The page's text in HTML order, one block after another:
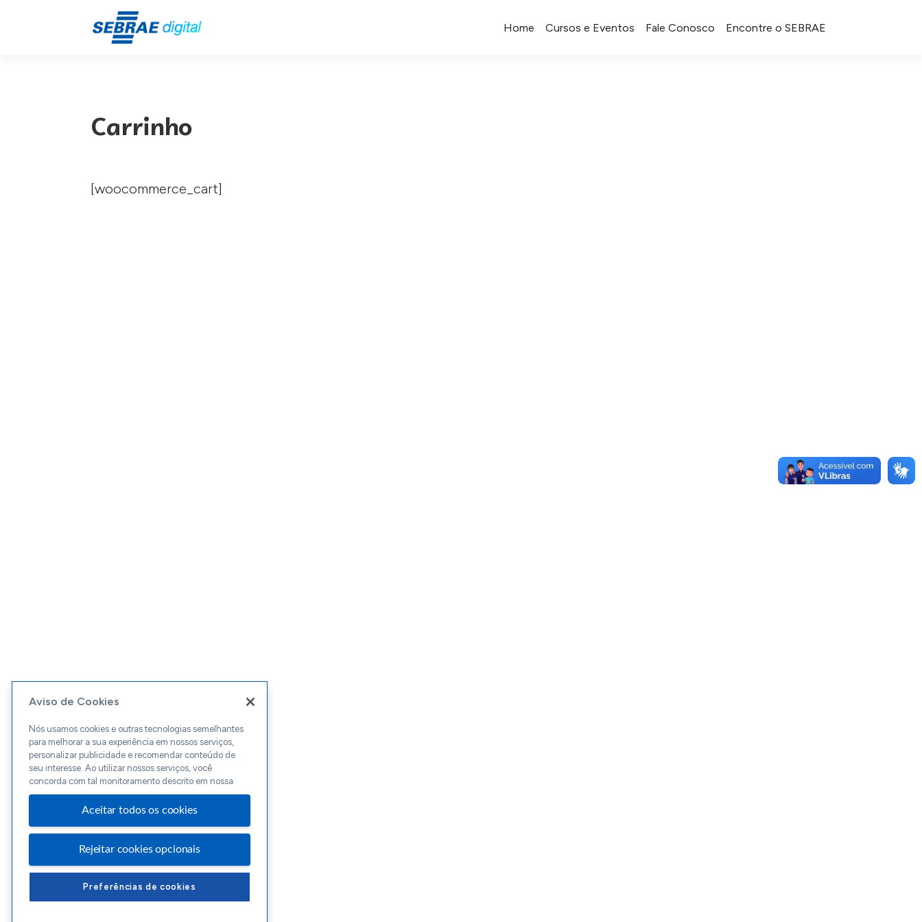
Home Cursos e Eventos Fale Conosco Encontre o SEBRAE
Carrinho
[woocommerce_cart]
Aviso de Cookies
Nós usamos cookies e outras tecnologias semelhantes
para melhorar a sua experiência em nossos serviços,
personalizar publicidade e recomendar conteúdo de
seu interesse. Ao utilizar nossos serviços, você
concorda com tal monitoramento descrito em nossa
Aceitar todos os cookies
Rejeitar cookies opcionais
Preferências de cookies